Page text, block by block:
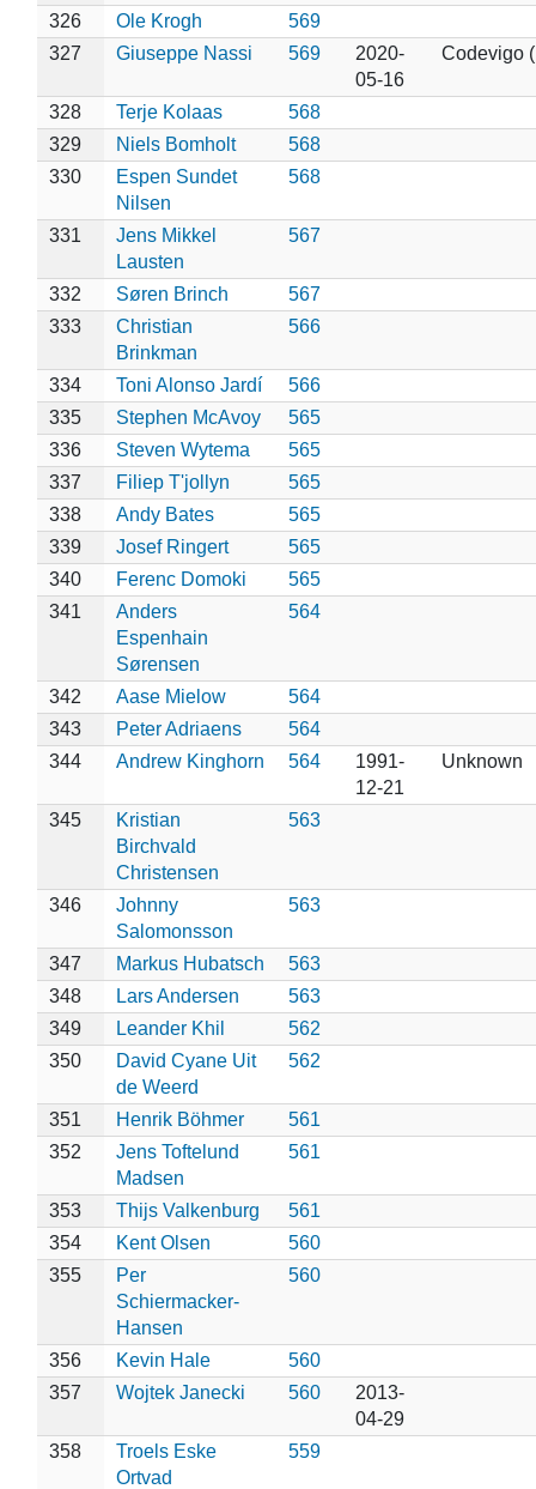
326
Ole Krogh
569
327
Giuseppe Nassi 569
2020-
05-16
Codevigo
328 Terje Kolaas
568
329
Niels Bomholt
568
330
Espen Sundet
Nilsen
568
331
Jens Mikkel
Lausten
567
332 Søren Brinch
567
333
Christian
Brinkman
566
334 Toni Alonso Jardí
566
335
Stephen McAvoy
565
336
Steven Wytema
565
337
Filiep T'jollyn
565
338
Andy Bates
565
339
Josef Ringert
565
340
Ferenc Domoki
565
341
Anders
Espenhain
Sørensen
564
342 Aase Mielow
564
343
Peter Adriaens
564
344
Andrew Kinghorn 564
1991-
12-21
Unknown
345
Kristian
Birchvald
Christensen
563
346
Johnny
Salomonsson
563
347 Markus Hubatsch
563
348
Lars Andersen
563
349
Leander Khil
562
350
David Cyane Uit
de Weerd
562
351 Henrik Böhmer
561
352
Jens Toftelund
Madsen
561
353 Thijs Valkenburg
561
354
Kent Olsen
560
355
Per
Schiermacker-
Hansen
560
356 Kevin Hale
560
357
Wojtek Janecki 560
2013-
04-29
358
Troels Eske
Ortvad
559